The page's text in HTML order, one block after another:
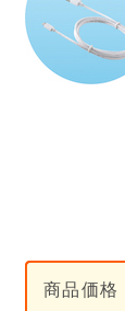
商品価格